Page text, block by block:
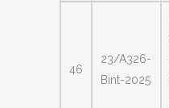
46
23/A326-
Bint-2025